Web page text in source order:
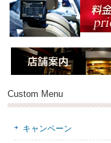
Custom Menu
キャンペーン